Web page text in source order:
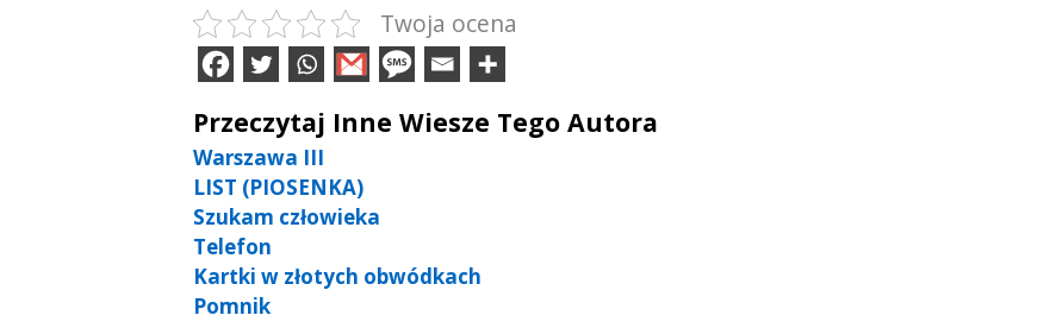
Twoja ocena
Przeczytaj Inne Wiesze Tego Autora
Warszawa III
LIST (PIOSENKA)
Szukam człowieka
Telefon
Kartki w złotych obwódkach
Pomnik